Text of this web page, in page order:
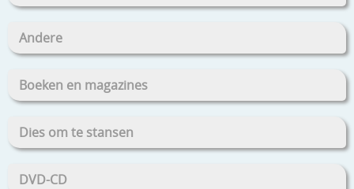
Andere
Boeken en magazines
Dies om te stansen
DVD-CD